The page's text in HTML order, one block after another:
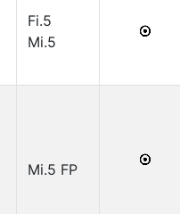
Fi.5
Mi.5
Mi.5 FP